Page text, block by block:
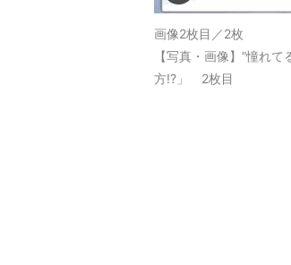
画像2枚目／2枚
【写真・画像】“憧れ
方!?」 2枚目